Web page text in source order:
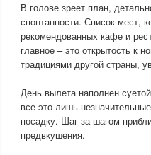
В голове зреет план,
спонтанности. Список мест,
рекомендованных кафе и
главное – это открытость к
традициями другой страны,
День вылета наполнен
все это лишь
посадку. Шаг за шагом
предвкушения.